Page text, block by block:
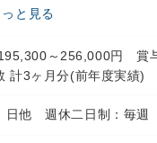
っと見る
～256,000円
計3ヶ月分(前年度実績)
日他 週休二日制：毎週